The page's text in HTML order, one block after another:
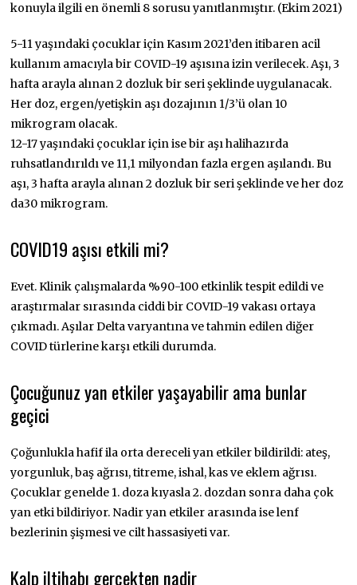
konuyla ilgili en önemli 8 sorusu yanıtlanmıştır. (Ekim 2021)
5-11 yaşındaki çocuklar için Kasım 2021’den itibaren acil
kullanım amacıyla bir COVID-19 aşısına izin verilecek. Aşı, 3
hafta arayla alınan 2 dozluk bir seri şeklinde uygulanacak.
Her doz, ergen/yetişkin aşı dozajının 1/3’ü olan 10
mikrogram olacak.
12-17 yaşındaki çocuklar için ise bir aşı halihazırda
ruhsatlandırıldı ve 11,1 milyondan fazla ergen aşılandı. Bu
aşı, 3 hafta arayla alınan 2 dozluk bir seri şeklinde ve her doz
da30 mikrogram.
COVID19 aşısı etkili mi?
Evet. Klinik çalışmalarda %90-100 etkinlik tespit edildi ve
araştırmalar sırasında ciddi bir COVID-19 vakası ortaya
çıkmadı. Aşılar Delta varyantına ve tahmin edilen diğer
COVID türlerine karşı etkili durumda.
Çocuğunuz yan etkiler yaşayabilir ama bunlar
geçici
Çoğunlukla hafif ila orta dereceli yan etkiler bildirildi: ateş,
yorgunluk, baş ağrısı, titreme, ishal, kas ve eklem ağrısı.
Çocuklar genelde 1. doza kıyasla 2. dozdan sonra daha çok
yan etki bildiriyor. Nadir yan etkiler arasında ise lenf
bezlerinin şişmesi ve cilt hassasiyeti var.
Kalp iltihabı gerçekten nadir